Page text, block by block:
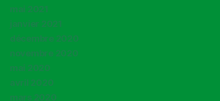
mai 2021
janvier 2021
décembre 2020
novembre 2020
mai 2020
avril 2020
mars 2020